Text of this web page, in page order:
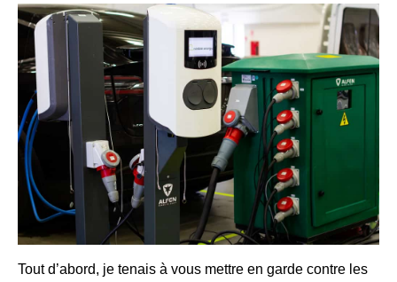
Tout d’abord, je tenais à vous mettre en garde contre les